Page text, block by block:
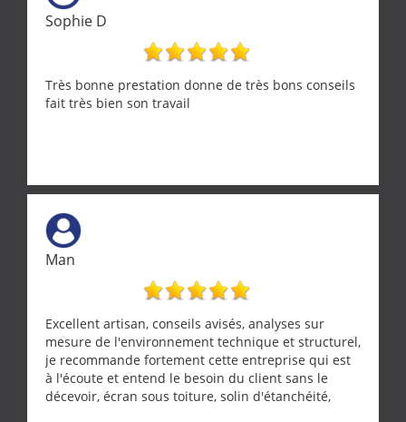
Sophie D
Très bonne prestation donne de très bons conseils
fait très bien son travail
Man
Excellent artisan, conseils avisés, analyses sur
mesure de l'environnement technique et structurel,
je recommande fortement cette entreprise qui est
à l'écoute et entend le besoin du client sans le
décevoir, écran sous toiture, solin d'étanchéité,